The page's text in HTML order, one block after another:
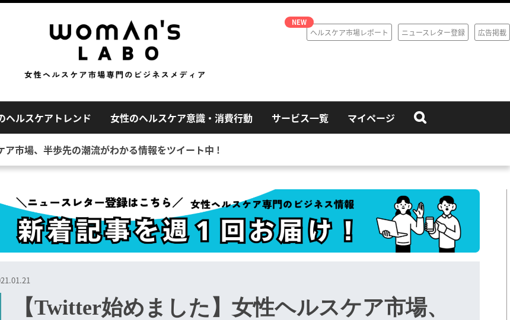
ヘルスケア市場レポート ニュースレター登録 広告掲載
ヘルスケアトレンド 女性のヘルスケア意識・消費行動 サービス一覧 マイページ
市場、半歩先の潮流がわかる情報をツイート中 !
【Twitter始めました】女性ヘルスケア市場、